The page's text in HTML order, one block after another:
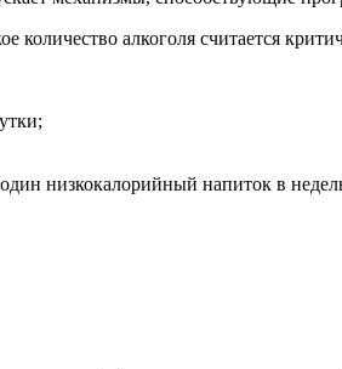
количество алкоголя считается
низкокалорийный напиток в